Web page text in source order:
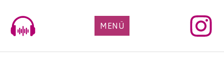
content
MENÜ